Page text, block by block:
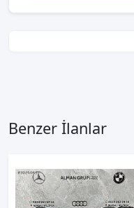
Benzer İlanlar